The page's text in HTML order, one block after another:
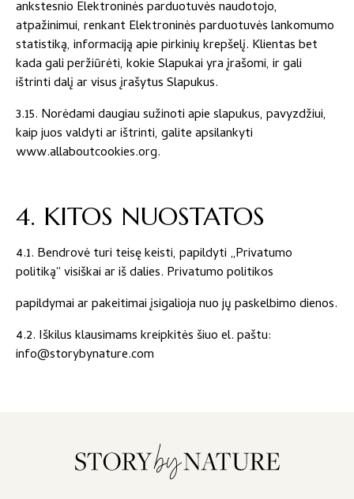
ankstesnio Elektroninės parduotuvės naudotojo,
atpažinimui, renkant Elektroninės parduotuvės lankomumo
statistiką, informaciją apie pirkinių krepšelį. Klientas bet
kada gali peržiūrėti, kokie Slapukai yra įrašomi, ir gali
ištrinti dalį ar visus įrašytus Slapukus.
3.15. Norėdami daugiau sužinoti apie slapukus, pavyzdžiui,
kaip juos valdyti ar ištrinti, galite apsilankyti
www.allaboutcookies.org.
4. KITOS NUOSTATOS
4.1. Bendrovė turi teisę keisti, papildyti „Privatumo
politiką“ visiškai ar iš dalies. Privatumo politikos
papildymai ar pakeitimai įsigalioja nuo jų paskelbimo dienos.
4.2. Iškilus klausimams kreipkitės šiuo el. paštu:
info@storybynature.com